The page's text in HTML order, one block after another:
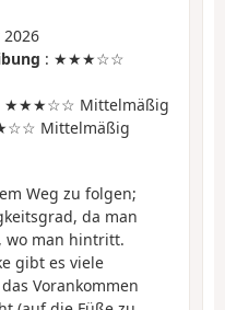
: ★★★☆☆
★★★☆☆ Mittelmäßig
Mittelmäßig
Weg zu folgen;
da man
wo man hintritt.
gibt es viele
Vorankommen